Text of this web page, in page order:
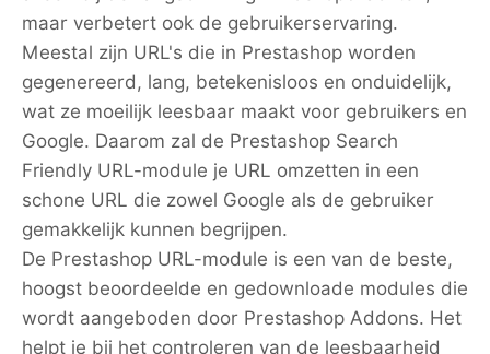
maar verbetert ook de gebruikerservaring.
Meestal zijn URL's die in Prestashop worden
gegenereerd, lang, betekenisloos en onduidelijk,
wat ze moeilijk leesbaar maakt voor gebruikers en
Google. Daarom zal de Prestashop Search
Friendly URL-module je URL omzetten in een
schone URL die zowel Google als de gebruiker
gemakkelijk kunnen begrijpen.
De Prestashop URL-module is een van de beste,
hoogst beoordeelde en gedownloade modules die
wordt aangeboden door Prestashop Addons. Het
helpt je bij het controleren van de leesbaarheid